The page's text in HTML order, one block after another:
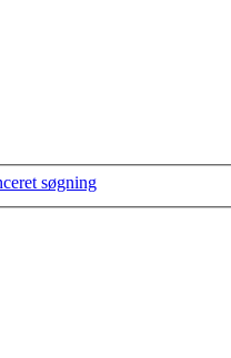
søgning